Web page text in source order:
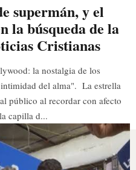
supermán, y el
la búsqueda de la
Cristianas
la nostalgia de los
del alma". La estrella
público al recordar con afecto
capilla d...